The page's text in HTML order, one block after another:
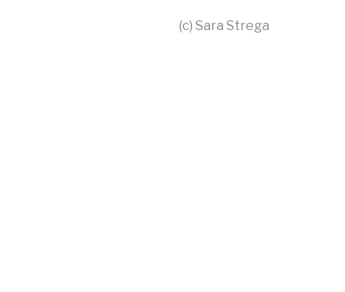
(c) Sara Strega